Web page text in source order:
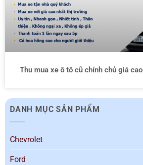
Thu mua xe ô tô cũ chính chủ giá cao
DANH MỤC SẢN PHẨM
Chevrolet
Ford